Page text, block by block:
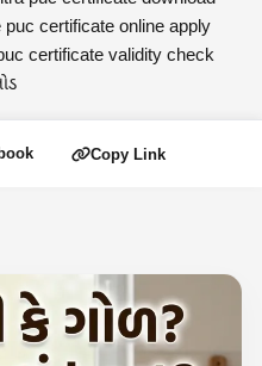
puc certificate online apply
certificate validity check
Copy Link